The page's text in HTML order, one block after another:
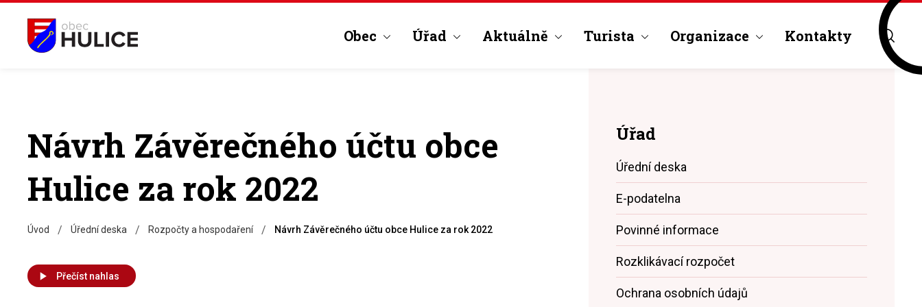
Obec Úřad Aktuálně Turista Organizace Kontakty
Návrh Závěrečného účtu obce
Hulice za rok 2022
Úvod / Úřední deska / Rozpočty a hospodaření / Návrh Závěrečného účtu obce Hulice za rok 2022
Přečíst nahlas
Úřad
Úřední deska
E-podatelna
Povinné informace
Rozklikávací rozpočet
Ochrana osobních údajů